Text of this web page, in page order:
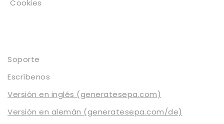
Cookies
Soporte
Escríbenos
Versión en inglés (generatesepa.com)
Versión en alemán (generatesepa.com/de)